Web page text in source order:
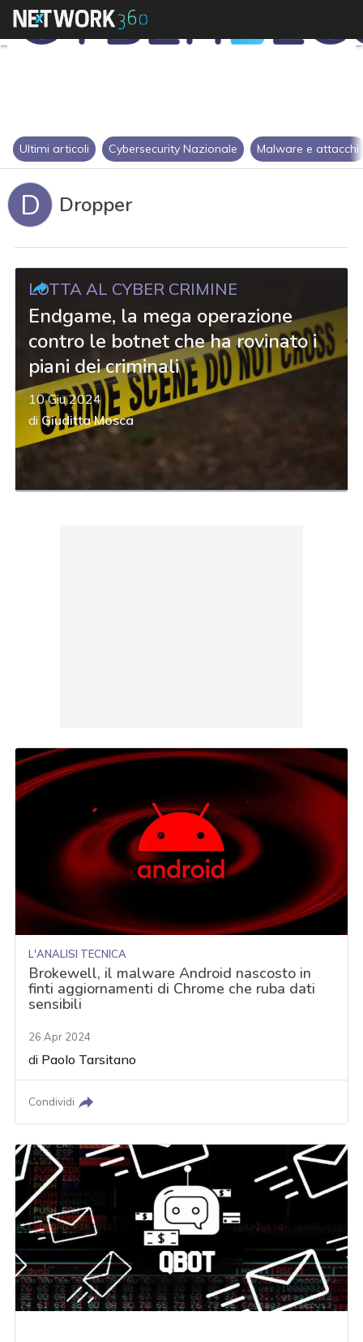
Ultimi articoli Cybersecurity Nazionale Malware e attacchi
D Dropper
LOTTA AL CYBER CRIMINE
Endgame, la mega operazione
contro le botnet che ha rovinato i
piani dei criminali
10 Giu 2024
diGiuditta Mosca
L'ANALISI TECNICA
Brokewell, il malware Android nascosto in
finti aggiornamenti di Chrome che ruba dati
sensibili
26 Apr 2024
di Paolo Tarsitano
Condividi